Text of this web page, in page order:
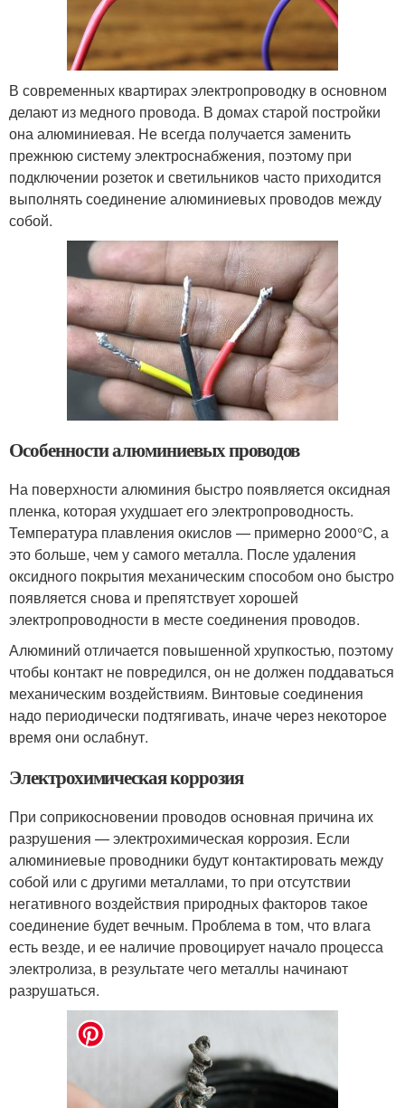
В современных квартирах электропроводку в основном
делают из медного провода. В домах старой постройки
она алюминиевая. Не всегда получается заменить
прежнюю систему электроснабжения, поэтому при
подключении розеток и светильников часто приходится
выполнять соединение алюминиевых проводов между
собой.
Особенности алюминиевых проводов
На поверхности алюминия быстро появляется оксидная
пленка, которая ухудшает его электропроводность.
Температура плавления окислов — примерно 2000°C, а
это больше, чем у самого металла. После удаления
оксидного покрытия механическим способом оно быстро
появляется снова и препятствует хорошей
электропроводности в месте соединения проводов.
Алюминий отличается повышенной хрупкостью, поэтому
чтобы контакт не повредился, он не должен поддаваться
механическим воздействиям. Винтовые соединения
надо периодически подтягивать, иначе через некоторое
время они ослабнут.
Электрохимическая коррозия
При соприкосновении проводов основная причина их
разрушения — электрохимическая коррозия. Если
алюминиевые проводники будут контактировать между
собой или с другими металлами, то при отсутствии
негативного воздействия природных факторов такое
соединение будет вечным. Проблема в том, что влага
есть везде, и ее наличие провоцирует начало процесса
электролиза, в результате чего металлы начинают
разрушаться.